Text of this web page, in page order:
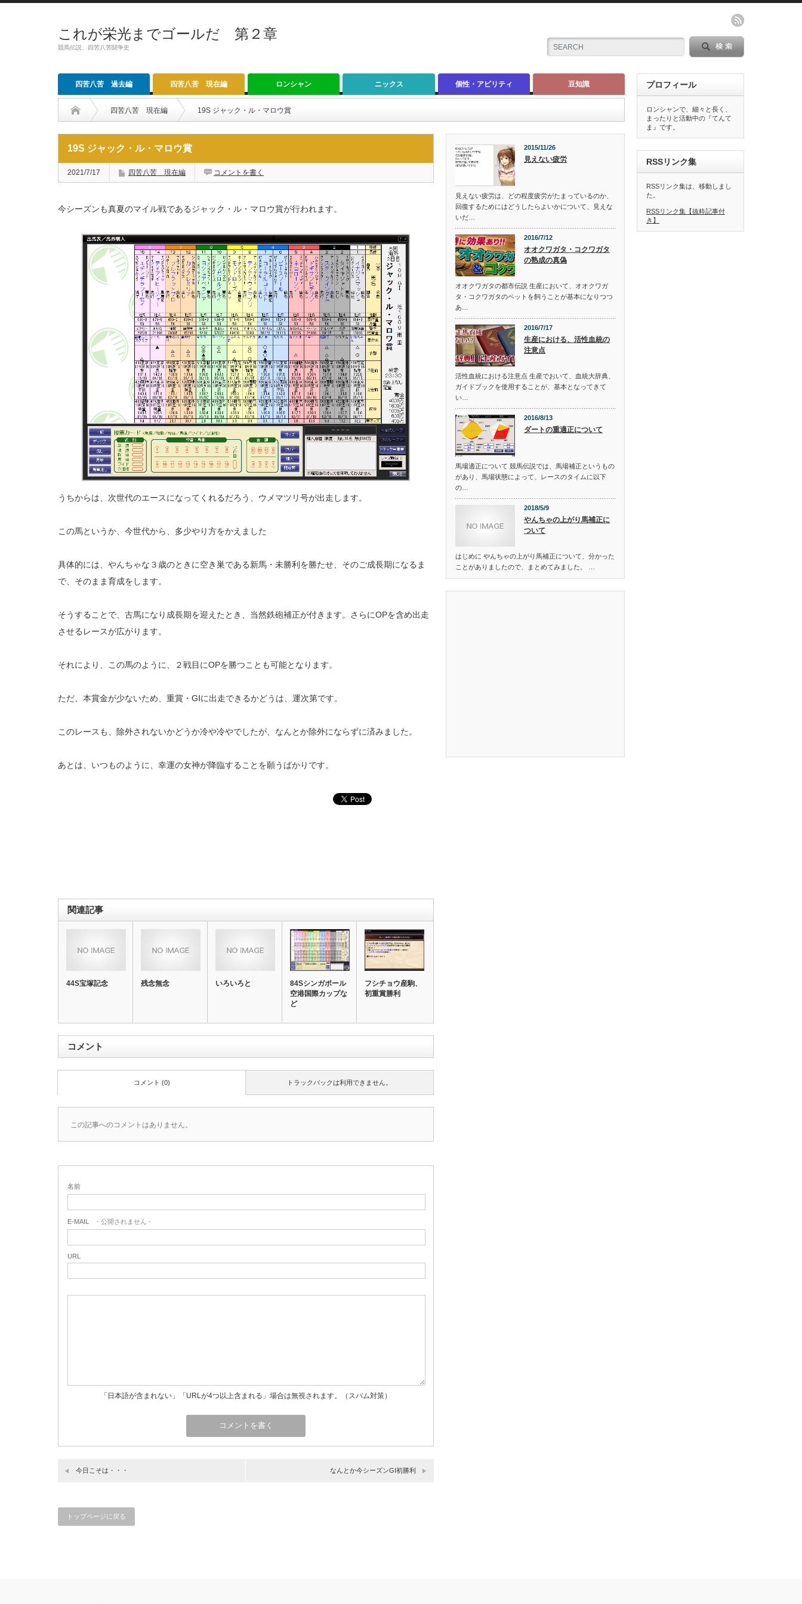
これが栄光までゴールだ 第２章
競馬伝説、四苦八苦闘争史
四苦八苦 過去編 四苦八苦 現在編 ロンシャン ニックス 個性・アビリティ 豆知識
四苦八苦 現在編 19S ジャック・ル・マロウ賞
19S ジャック・ル・マロウ賞
2021/7/17 四苦八苦 現在編 コメントを書く
今シーズンも真夏のマイル戦であるジャック・ル・マロウ賞が行われます。
うちからは、次世代のエースになってくれるだろう、ウメマツリ号が出走します。
この馬というか、今世代から、多少やり方をかえました
具体的には、やんちゃな３歳のときに空き巣である新馬・未勝利を勝たせ、そのご成長期になるま
で、そのまま育成をします。
そうすることで、古馬になり成長期を迎えたとき、当然鉄砲補正が付きます。さらにOPを含め出走
させるレースが広がります。
それにより、この馬のように、２戦目にOPを勝つことも可能となります。
ただ、本賞金が少ないため、重賞・GⅠに出走できるかどうは、運次第です。
このレースも、除外されないかどうか冷や冷やでしたが、なんとか除外にならずに済みました。
あとは、いつものように、幸運の女神が降臨することを願うばかりです。
関連記事
44S宝塚記念 残念無念 いろいろと
84Sシンガポール
空港国際カップな
ど
フシチョウ産駒、
初重賞勝利
コメント
トラックバックは利用できません。
コメント (0)
この記事へのコメントはありません。
名前
E-MAIL - 公開されません -
URL
「日本語が含まれない」「URLが4つ以上含まれる」場合は無視されます。（スパム対策）
今日こそは・・・ なんとか今シーズンGⅠ初勝利
トップページに戻る
2015/11/26
見えない疲労
見えない疲労は、どの程度疲労がたまっているのか、
回復するためにはどうしたらよいかについて、見えな
いだ…
2016/7/12
オオクワガタ・コクワガタ
の熟成の真偽
オオクワガタの都市伝説 生産において、オオクワガ
タ・コクワガタのペットを飼うことが基本になりつつ
あ…
2016/7/17
生産における、活性血統の
注意点
活性血統における注意点 生産でおいて、血統大辞典、
ガイドブックを使用することが、基本となってきて
い…
2016/8/13
ダートの重適正について
馬場適正について 競馬伝説では、馬場補正というもの
があり、馬場状態によって、レースのタイムに以下
の…
2018/5/9
やんちゃの上がり馬補正に
ついて
はじめに やんちゃの上がり馬補正について、分かった
ことがありましたので、まとめてみました。 …
プロフィール
ロンシャンで、細々と長く、
まったりと活動中の『てんて
ま』です。
RSSリンク集
RSSリンク集は、移動しまし
た。
RSSリンク集【抜粋記事付
き】